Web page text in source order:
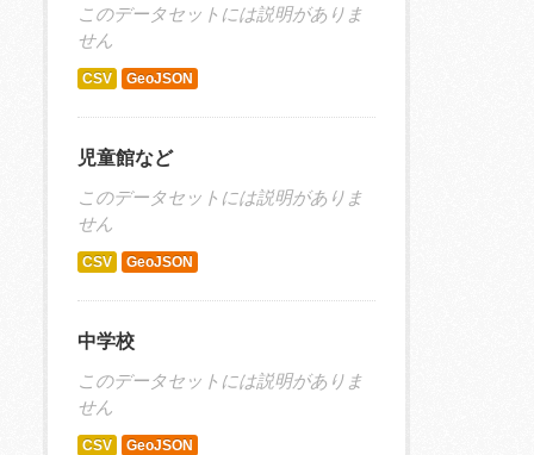
このデータセットには説明がありま
せん
CSV GeoJSON
児童館など
このデータセットには説明がありま
せん
CSV GeoJSON
中学校
このデータセットには説明がありま
せん
CSV GeoJSON